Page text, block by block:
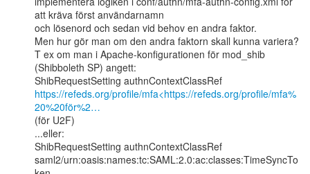
att kräva först användarnamn
och lösenord och sedan vid behov en andra faktor.
Men hur gör man om den andra faktorn skall kunna variera?
T ex om man i Apache-konfigurationen för mod_shib
(Shibboleth SP) angett:
https://refeds.org/profile/mfa<https://refeds.org/profile/mfa%
20%20för%2…
(för U2F)
...eller:
ShibRequestSetting authnContextClassRef
saml2/urn:oasis:names:tc:SAML:2.0:ac:classes:TimeSyncTo